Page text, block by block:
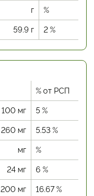
г %
59.9 г 2 %
% от РСП
100 мг 5 %
260 мг 5.53 %
мг %
24 мг 6 %
200 мг 16.67 %